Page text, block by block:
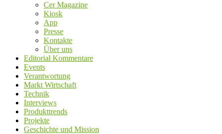
Cer Magazine
Kiosk
App
Presse
Kontakte
Über uns
Editorial Kommentare
Events
Verantwortung
Markt Wirtschaft
Technik
Interviews
Produkttrends
Projekte
Geschichte und Mission